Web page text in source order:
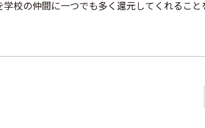
学校の仲間に一つでも多く還元してくれること